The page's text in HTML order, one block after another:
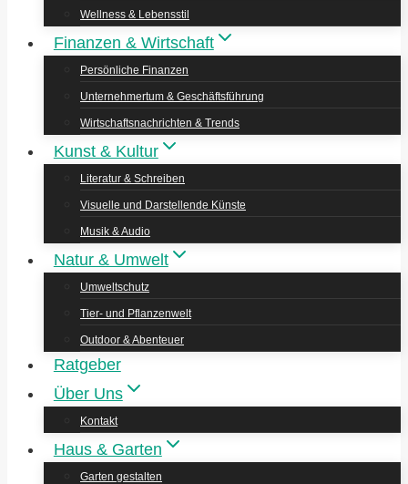
Wellness & Lebensstil
Finanzen & Wirtschaft
Persönliche Finanzen
Unternehmertum & Geschäftsführung
Wirtschaftsnachrichten & Trends
Kunst & Kultur
Literatur & Schreiben
Visuelle und Darstellende Künste
Musik & Audio
Natur & Umwelt
Umweltschutz
Tier- und Pflanzenwelt
Outdoor & Abenteuer
Ratgeber
Über Uns
Kontakt
Haus & Garten
Garten gestalten